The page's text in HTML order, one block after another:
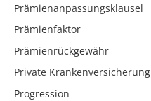
Prämienanpassungsklausel
Prämienfaktor
Prämienrückgewähr
Private Krankenversicherung
Progression